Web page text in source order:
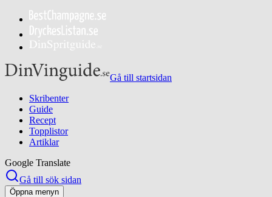
Gå till startsidan
Skribenter
Guide
Recept
Topplistor
Artiklar
Google Translate
Gå till sök sidan
Öppna menyn